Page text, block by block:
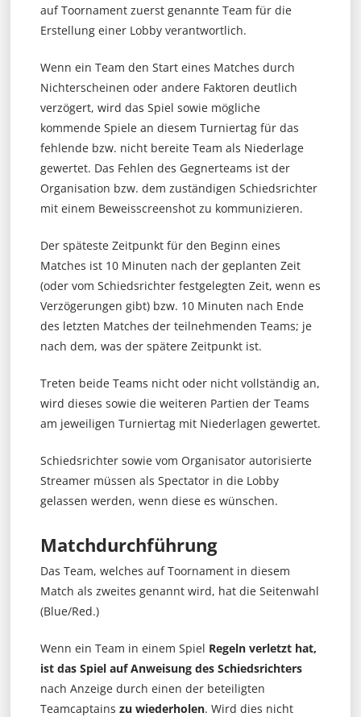
auf Toornament zuerst genannte Team für die
Erstellung einer Lobby verantwortlich.
Wenn ein Team den Start eines Matches durch
Nichterscheinen oder andere Faktoren deutlich
verzögert, wird das Spiel sowie mögliche
kommende Spiele an diesem Turniertag für das
fehlende bzw. nicht bereite Team als Niederlage
gewertet. Das Fehlen des Gegnerteams ist der
Organisation bzw. dem zuständigen Schiedsrichter
mit einem Beweisscreenshot zu kommunizieren.
Der späteste Zeitpunkt für den Beginn eines
Matches ist 10 Minuten nach der geplanten Zeit
(oder vom Schiedsrichter festgelegten Zeit, wenn es
Verzögerungen gibt) bzw. 10 Minuten nach Ende
des letzten Matches der teilnehmenden Teams; je
nach dem, was der spätere Zeitpunkt ist.
Treten beide Teams nicht oder nicht vollständig an,
wird dieses sowie die weiteren Partien der Teams
am jeweiligen Turniertag mit Niederlagen gewertet.
Schiedsrichter sowie vom Organisator autorisierte
Streamer müssen als Spectator in die Lobby
gelassen werden, wenn diese es wünschen.
Matchdurchführung
Das Team, welches auf Toornament in diesem
Match als zweites genannt wird, hat die Seitenwahl
(Blue/Red.)
Wenn ein Team in einem Spiel Regeln verletzt hat,
ist das Spiel auf Anweisung des Schiedsrichters
nach Anzeige durch einen der beteiligten
Teamcaptains zu wiederholen. Wird dies nicht